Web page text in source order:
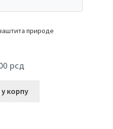
природе
рсд
корпу